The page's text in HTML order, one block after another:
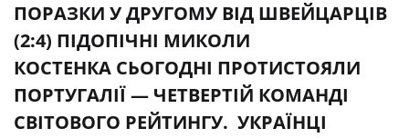
ПОРАЗКИ У ДРУГОМУ ВІД ШВЕЙЦАРЦІВ
(2:4) ПІДОПІЧНІ МИКОЛИ
КОСТЕНКА СЬОГОДНІ ПРОТИСТОЯЛИ
ПОРТУГАЛІЇ — ЧЕТВЕРТІЙ КОМАНДІ
СВІТОВОГО РЕЙТИНГУ. УКРАЇНЦІ